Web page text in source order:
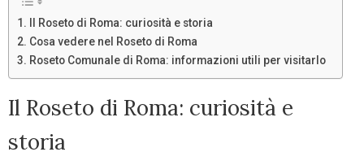
Il Roseto di Roma: curiosità e storia
Cosa vedere nel Roseto di Roma
Roseto Comunale di Roma: informazioni utili per visitarlo
Il Roseto di Roma: curiosità e
storia